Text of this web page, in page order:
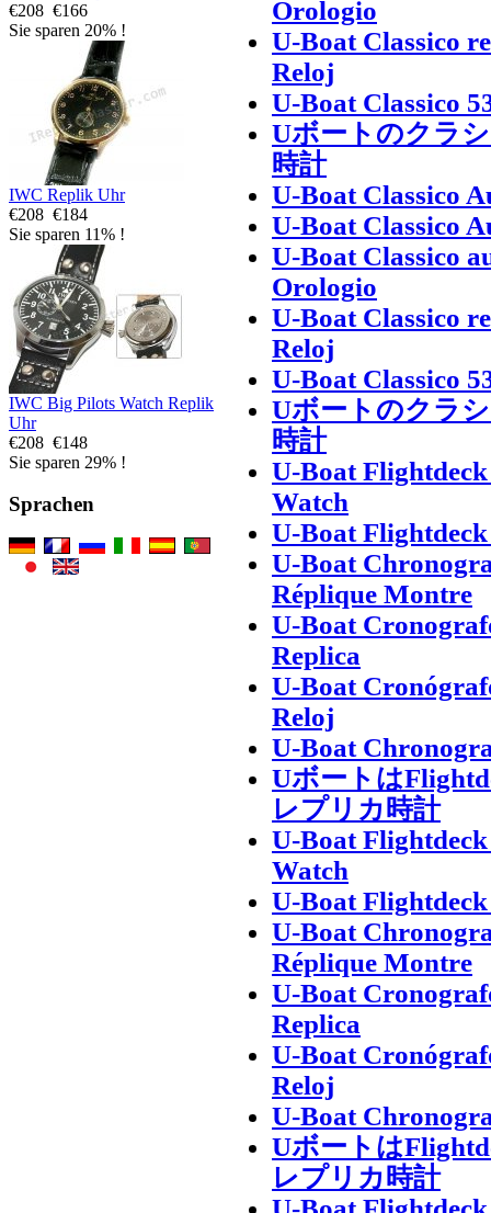
€208 €166
Sie sparen 20% !
IWC Replik Uhr
€208 €184
Sie sparen 11% !
IWC Big Pilots Watch Replik
Uhr
€208 €148
Sie sparen 29% !
Sprachen
Orologio
U-Boat Classico
Reloj
U-Boat Classico
Uボートのクラ
時計
U-Boat Classico
U-Boat Classico
U-Boat Classico
Orologio
U-Boat Classico
Reloj
U-Boat Classico
Uボートのクラ
時計
U-Boat
Watch
U-Boat
U-Boat
Réplique Montre
U-Boat
Replica
U-Boat
Reloj
U-Boat
Uボートは
レプリカ時計
U-Boat
Watch
U-Boat
U-Boat
Réplique Montre
U-Boat
Replica
U-Boat
Reloj
U-Boat
Uボートは
レプリカ時計